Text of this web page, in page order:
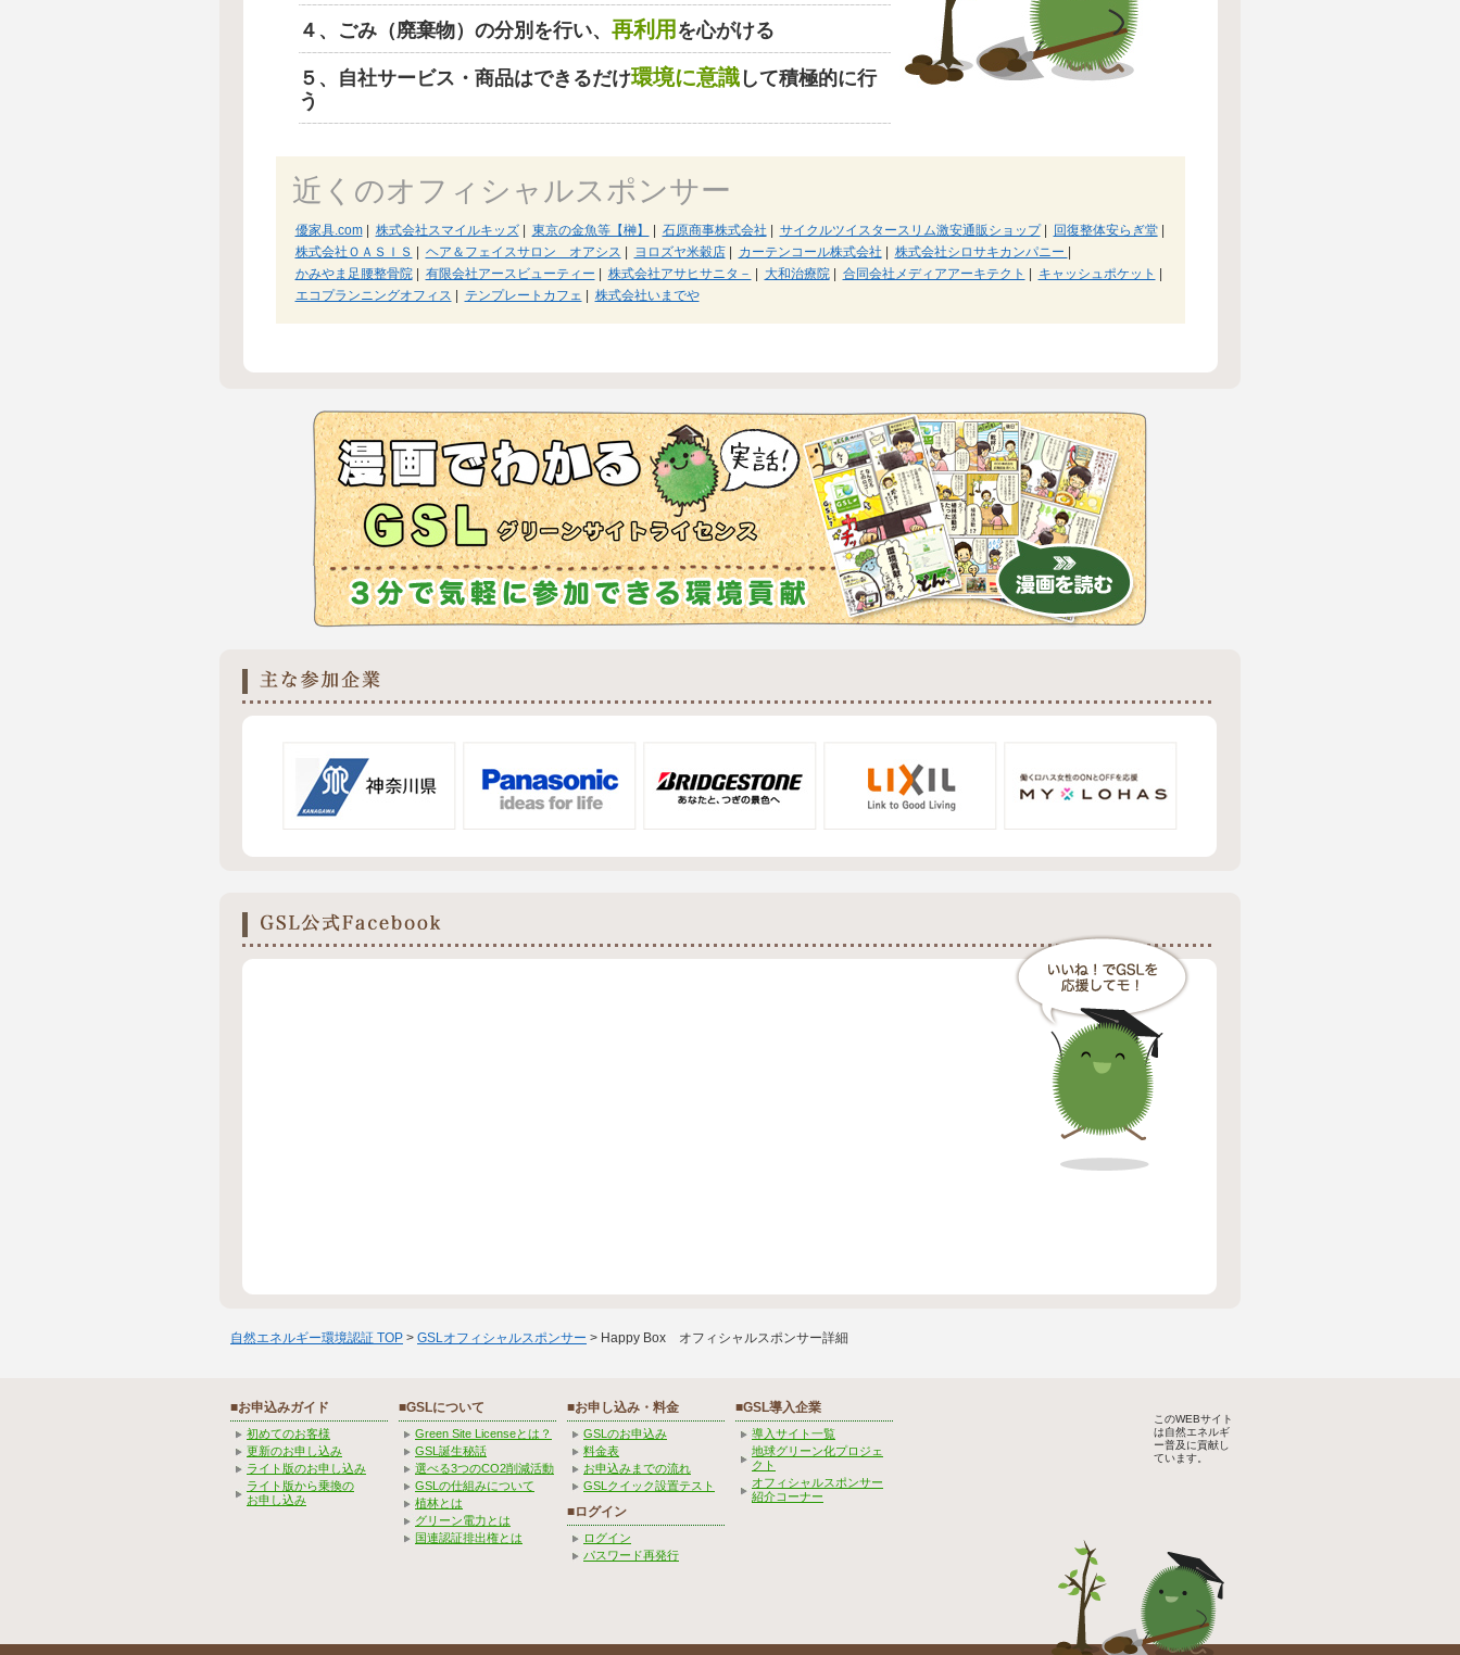
４、ごみ（廃棄物）の分別を行い、 再利用 を心がける
５、自社サービス・商品はできるだけ環境に意識して積極的に行
う
近くのオフィシャルスポンサー
優家具.com| 株式会社スマイルキッズ| 東京の金魚等【榊】 石原商事株式会社 サイクルツイスタースリム激安通販ショップ| 回復整体安らぎ堂|
株式会社ＯＡＳＩＳ
ヘア＆フェイスサロン オアシス ヨロズヤ米穀店| カーテンコール株式会社 株式会社シロサキカンパニー
かみやま足腰整骨院| 有限会社アースビューティー 株式会社アサヒサニタ－ 大和治療院| 合同会社メディアアーキテクト キャッシュポケット
エコプランニングオフィス
テンプレートカフェ 株式会社いまでや
自然エネルギー環境認証 TOP > GSLオフィシャルスポンサー > Happy Box オフィシャルスポンサー詳細
■お申込みガイド
初めてのお客様
更新のお申し込み
ライト版のお申し込み
ライト版から乗換の
お申し込み
■GSLについて
Green Site Licenseとは？
GSL誕生秘話
選べる3つのCO2削減活動
GSLの仕組みについて
植林とは
グリーン電力とは
国連認証排出権とは
■お申し込み・料金
GSLのお申込み
料金表
お申込みまでの流れ
GSLクイック設置テスト
■ログイン
ログイン
パスワード再発行
■GSL導入企業
導入サイト一覧
地球グリーン化プロジェ
クト
オフィシャルスポンサー
紹介コーナー
このWEBサイト
は自然エネルギ
ー普及に貢献し
ています。